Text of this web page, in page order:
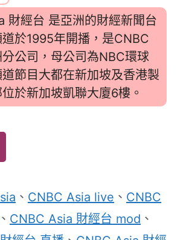
財經台 是亞洲的財經新聞台
於1995年開播，是CNBC
公司，母公司為NBC環球
節目大都在新加坡及香港製
於新加坡凱聯大廈6樓。
、 CNBC Asia live 、 CNBC
、 CNBC Asia 財經台 mod 、